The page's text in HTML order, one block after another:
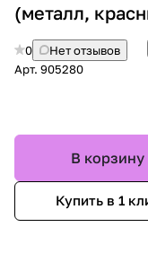
(металл,
0
Нет отзывов
Арт. 905280
В корзину
Купить в 1